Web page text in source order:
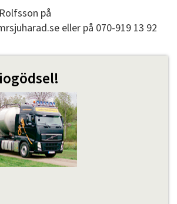
på
eller på 070-919 13 92